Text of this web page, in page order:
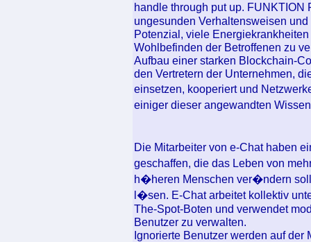
handle through put up.
ungesunden Verhaltensweisen
Potenzial, viele
Wohlbefinden der Betroffenen zu
Aufbau einer starken Blockchain-
den Vertretern der Unternehmen,
einsetzen, kooperiert und
einiger dieser angewandten
Die Mitarbeiter von e-Chat haben
geschaffen, die das Leben von
h�heren Menschen ver�ndern
l�sen. E-Chat arbeitet kollektiv
The-Spot-Boten und verwendet
Benutzer zu verwalten.
Ignorierte Benutzer werden auf